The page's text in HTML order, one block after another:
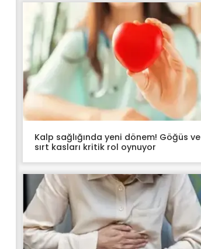
Kalp sağlığında yeni dönem! Göğüs ve
sırt kasları kritik rol oynuyor